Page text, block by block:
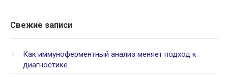
Свежие записи
Как иммуноферментный анализ меняет подход к
диагностике